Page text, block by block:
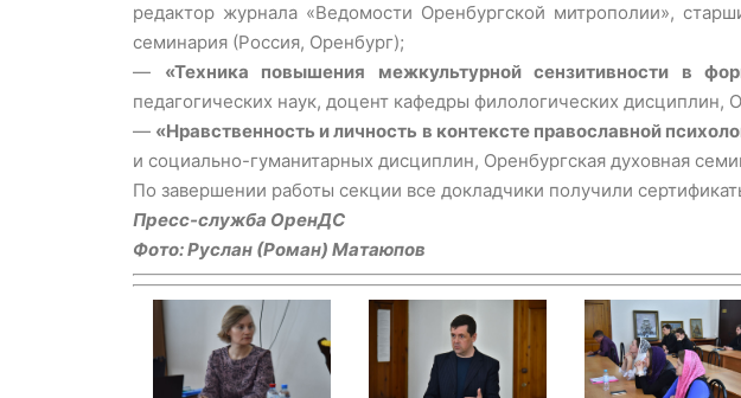
редактор журнала «Ведомости Оренбургской митрополии»,
семинария (Россия, Оренбург);
— «Техника повышения межкультурной сензитивности в
педагогических наук, доцент кафедры филологических дисциплин,
— «Нравственность и личность в контексте православной
и социально-гуманитарных дисциплин, Оренбургская духовная
По завершении работы секции все докладчики получили
Пресс-служба ОренДС
Фото: Руслан (Роман) Матаюпов